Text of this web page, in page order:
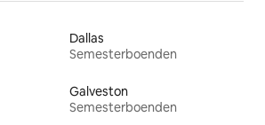
Dallas
Semesterboenden
Galveston
Semesterboenden